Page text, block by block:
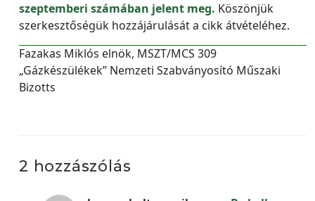
szeptemberi számában jelent meg. Köszönjük
szerkesztőségük hozzájárulását a cikk átvételéhez.
Fazakas Miklós elnök, MSZT/MCS 309
„Gázkészülékek” Nemzeti Szabványosító Műszaki
Bizotts
2 hozzászólás